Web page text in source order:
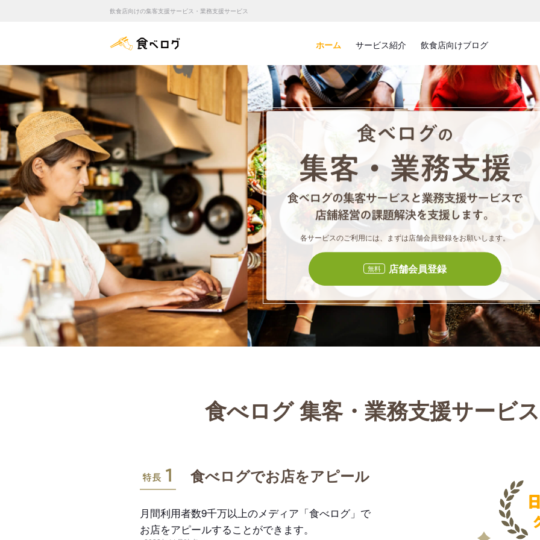
飲食店向けの集客支援サービス・業務支援サービス
ホーム サービス紹介 飲食店向けブログ
食べロ
各サービスのご利用には、まずは店舗会員登録をお願いします。
無料 店舗会員登録
食べログ 集客・業務支援サービ
特長1
食べログでお店をアピール
月間利用者数9千万以上のメディア「食べログ」で
お店をアピールすることができます。